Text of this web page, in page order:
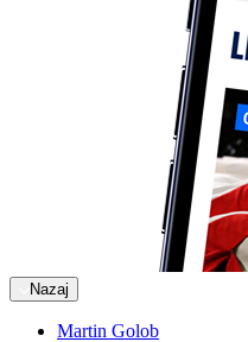
Nazaj
Martin Golob